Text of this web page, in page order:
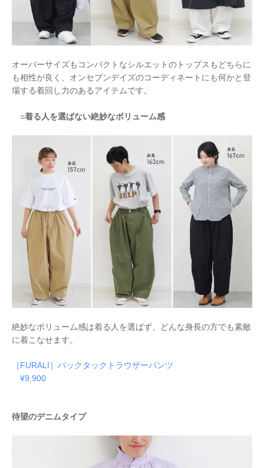
オーバーサイズもコンパクトなシルエットのトップスもどちらに
も相性が良く、 オンセブンデイズのコーディネートにも何かと登
場する着回し力のあるアイテムです。
○着る人を選ばない絶妙なボリューム感
絶妙なボリューム感は着る人を選ばず、どんな身長の方でも素敵
に着こなせます。
［FURALI］バックタックトラウザーパンツ
¥9,900
待望のデニムタイプ